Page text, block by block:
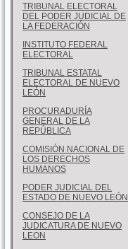
TRIBUNAL ELECTORAL
DEL PODER JUDICIAL DE
LA FEDERACIÓN
INSTITUTO FEDERAL
ELECTORAL
TRIBUNAL ESTATAL
ELECTORAL DE NUEVO
LEÓN
PROCURADURÍA
GENERAL DE LA
REPÚBLICA
COMISIÓN NACIONAL DE
LOS DERECHOS
HUMANOS
PODER JUDICIAL DEL
ESTADO DE NUEVO LEÓN
CONSEJO DE LA
JUDICATURA DE NUEVO
LEON